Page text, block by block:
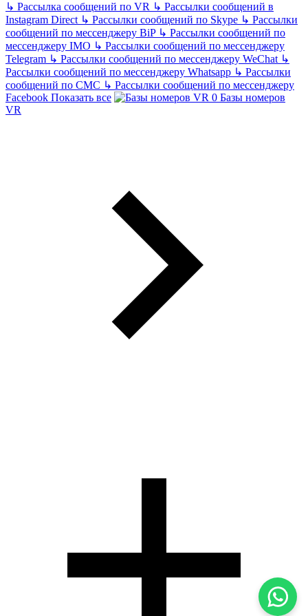
↳ Рассылка сообщений по VR ↳ Рассылки сообщений в
Instagram Direct ↳ Рассылки сообщений по Skype ↳ Рассылки
сообщений по мессенджеру BiP ↳ Рассылки сообщений по
мессенджеру IMO ↳ Рассылки сообщений по мессенджеру
Telegram ↳ Рассылки сообщений по мессенджеру WeChat ↳
Рассылки сообщений по мессенджеру Whatsapp ↳ Рассылки
сообщений по СМС ↳ Рассылки сообщений по мессенджеру
Facebook Показать все
Базы номеров
VR